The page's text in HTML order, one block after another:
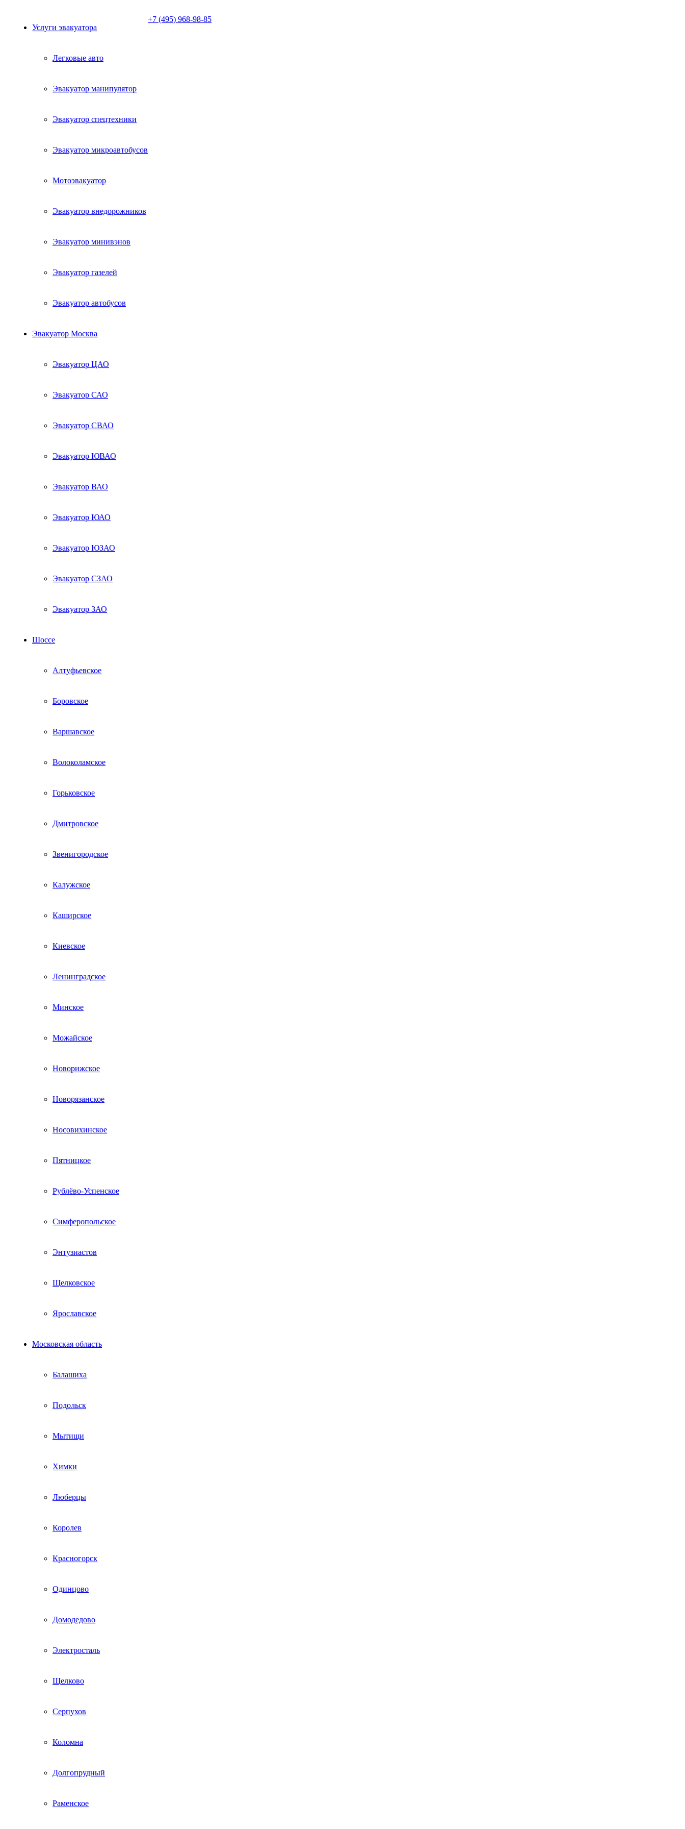
Услуги эвакуатора
Легковые авто
Эвакуатор манипулятор
Эвакуатор спецтехники
Эвакуатор микроавтобусов
Мотоэвакуатор
Эвакуатор внедорожников
Эвакуатор минивэнов
Эвакуатор газелей
Эвакуатор автобусов
Эвакуатор Москва
Эвакуатор ЦАО
Эвакуатор САО
Эвакуатор СВАО
Эвакуатор ЮВАО
Эвакуатор ВАО
Эвакуатор ЮАО
Эвакуатор ЮЗАО
Эвакуатор СЗАО
Эвакуатор ЗАО
Шоссе
Алтуфьевское
Боровское
Варшавское
Волоколамское
Горьковское
Дмитровское
Звенигородское
Калужское
Каширское
Киевское
Ленинградское
Минское
Можайское
Новорижское
Новорязанское
Носовихинское
Пятницкое
Рублёво-Успенское
Симферопольское
Энтузиастов
Щелковское
Ярославское
Московская область
Балашиха
Подольск
Мытищи
Химки
Люберцы
Королев
Красногорск
Одинцово
Домодедово
Электросталь
Щелково
Серпухов
Коломна
Долгопрудный
Раменское
+7 (495) 968-98-85